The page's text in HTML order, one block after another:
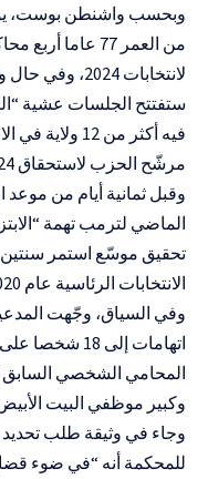
وبحسب واشنطن بوست،
من العمر 77
لانتخابات
ستفتتح الجلسات عشية
فيه أكثر من 12
مرشّح الحزب لاستحقاق 2024.
وقبل ثمانية أيام من
الماضي لترمب تهمة
تحقيق موسّع استمر
الانتخابات الرئاسية عام 2020 في ولاية جورجيا.
وفي السياق، وجّهت
اتهامات إلى
المحامي الشخصي السابق
وكبير موظفي البيت
وجاء في وثيقة طلب
للمحكمة أنه “في ضوء